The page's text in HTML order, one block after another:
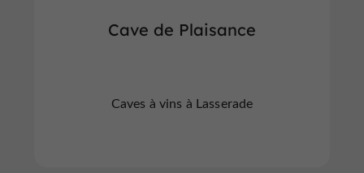
Cave de Plaisance
Caves à vins à Lasserade